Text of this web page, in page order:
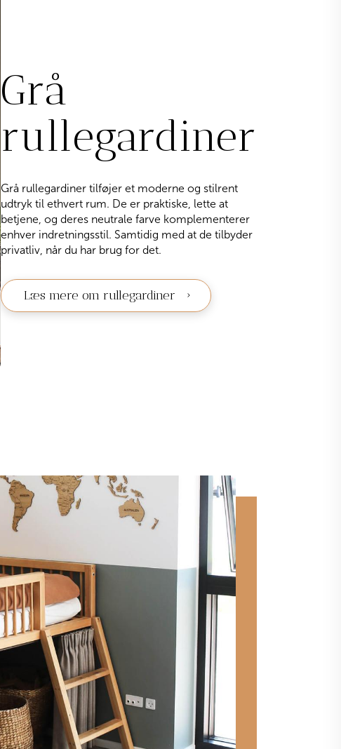
Grå
rullegardiner
Grå rullegardiner tilføjer et moderne og stilrent
udtryk til ethvert rum. De er praktiske, lette at
betjene, og deres neutrale farve komplementerer
enhver indretningsstil. Samtidig med at de tilbyder
privatliv, når du har brug for det.
Læs mere om rullegardiner